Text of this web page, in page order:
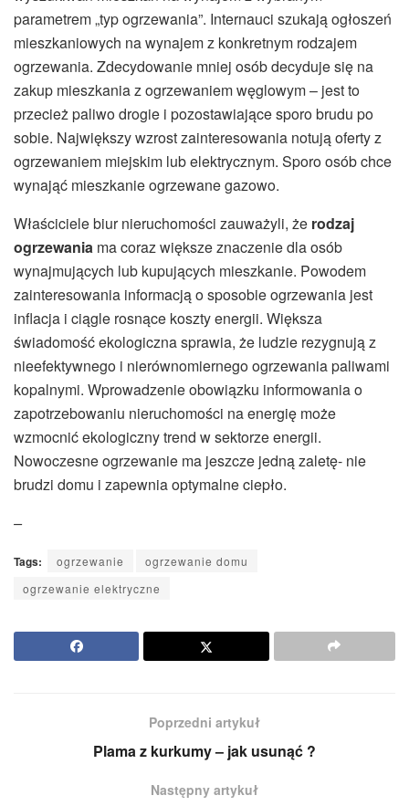
parametrem „typ ogrzewania”. Internauci szukają ogłoszeń
mieszkaniowych na wynajem z konkretnym rodzajem
ogrzewania. Zdecydowanie mniej osób decyduje się na
zakup mieszkania z ogrzewaniem węglowym – jest to
przecież paliwo drogie i pozostawiające sporo brudu po
sobie. Największy wzrost zainteresowania notują oferty z
ogrzewaniem miejskim lub elektrycznym. Sporo osób chce
wynająć mieszkanie ogrzewane gazowo.
Właściciele biur nieruchomości zauważyli, że rodzaj
ogrzewania ma coraz większe znaczenie dla osób
wynajmujących lub kupujących mieszkanie. Powodem
zainteresowania informacją o sposobie ogrzewania jest
inflacja i ciągle rosnące koszty energii. Większa
świadomość ekologiczna sprawia, że ludzie rezygnują z
nieefektywnego i nierównomiernego ogrzewania paliwami
kopalnymi. Wprowadzenie obowiązku informowania o
zapotrzebowaniu nieruchomości na energię może
wzmocnić ekologiczny trend w sektorze energii.
Nowoczesne ogrzewanie ma jeszcze jedną zaletę- nie
brudzi domu i zapewnia optymalne ciepło.
–
Tags: ogrzewanie
ogrzewanie domu
ogrzewanie elektryczne
Poprzedni artykuł
Plama z kurkumy – jak usunąć ?
Następny artykuł